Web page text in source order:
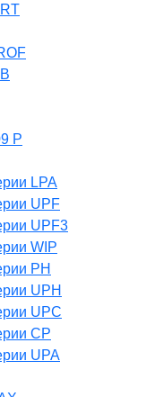
P
LPA
UPF
UPF3
WIP
PH
UPH
UPC
CP
UPA